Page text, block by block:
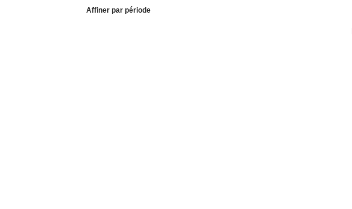
Affiner par période